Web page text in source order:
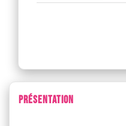
PRÉSENTATION